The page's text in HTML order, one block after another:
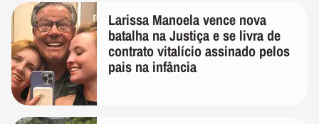
Larissa Manoela vence nova
batalha na Justiça e se livra de
contrato vitalício assinado pelos
pais na infância